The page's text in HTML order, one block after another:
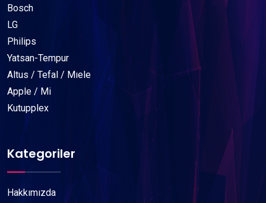
Bosch
LG
Philips
Yatsan-Tempur
Altus / Tefal / Mıele
Apple / Mi
Kutupplex
Kategoriler
Hakkımızda